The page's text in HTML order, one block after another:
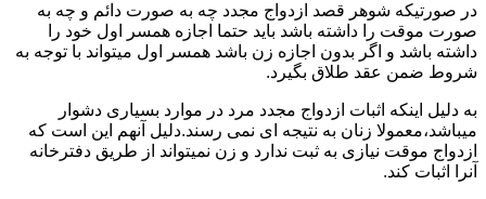
در صورتیکه شوهر قصد ازدواج مجدد چه به صورت دائم و چه به
صورت موقت را داشته باشد باید حتما اجازه همسر اول خود را
داشته باشد و اگر بدون اجازه زن باشد همسر اول میتواند با توجه به
شروط ضمن عقد طلاق بگیرد.
به دلیل اینکه اثبات ازدواج مجدد مرد در موارد بسیاری دشوار
میباشد،معمولا زنان به نتیجه ای نمی رسند.دلیل آنهم این است که
ازدواج موقت نیازی به ثبت ندارد و زن نمیتواند از طریق دفترخانه
آنرا اثبات کند.